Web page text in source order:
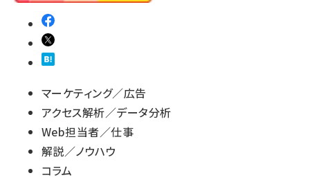
マーケティング／広告
アクセス解析／データ分析
Web担当者／仕事
解説／ノウハウ
コラム